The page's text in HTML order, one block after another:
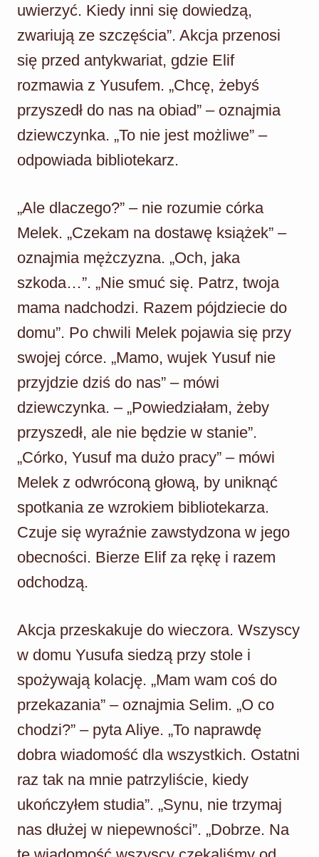
uwierzyć. Kiedy inni się dowiedzą,
zwariują ze szczęścia”. Akcja przenosi
się przed antykwariat, gdzie Elif
rozmawia z Yusufem. „Chcę, żebyś
przyszedł do nas na obiad” – oznajmia
dziewczynka. „To nie jest możliwe” –
odpowiada bibliotekarz.
„Ale dlaczego?” – nie rozumie córka
Melek. „Czekam na dostawę książek” –
oznajmia mężczyzna. „Och, jaka
szkoda…”. „Nie smuć się. Patrz, twoja
mama nadchodzi. Razem pójdziecie do
domu”. Po chwili Melek pojawia się przy
swojej córce. „Mamo, wujek Yusuf nie
przyjdzie dziś do nas” – mówi
dziewczynka. – „Powiedziałam, żeby
przyszedł, ale nie będzie w stanie”.
„Córko, Yusuf ma dużo pracy” – mówi
Melek z odwróconą głową, by uniknąć
spotkania ze wzrokiem bibliotekarza.
Czuje się wyraźnie zawstydzona w jego
obecności. Bierze Elif za rękę i razem
odchodzą.
Akcja przeskakuje do wieczora. Wszyscy
w domu Yusufa siedzą przy stole i
spożywają kolację. „Mam wam coś do
przekazania” – oznajmia Selim. „O co
chodzi?” – pyta Aliye. „To naprawdę
dobra wiadomość dla wszystkich. Ostatni
raz tak na mnie patrzyliście, kiedy
ukończyłem studia”. „Synu, nie trzymaj
nas dłużej w niepewności”. „Dobrze. Na